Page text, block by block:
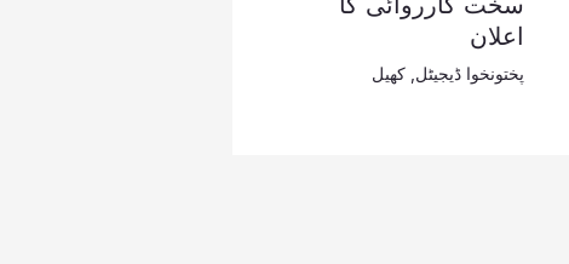
اعلان
پختونخوا ڈیجیٹل کھیل